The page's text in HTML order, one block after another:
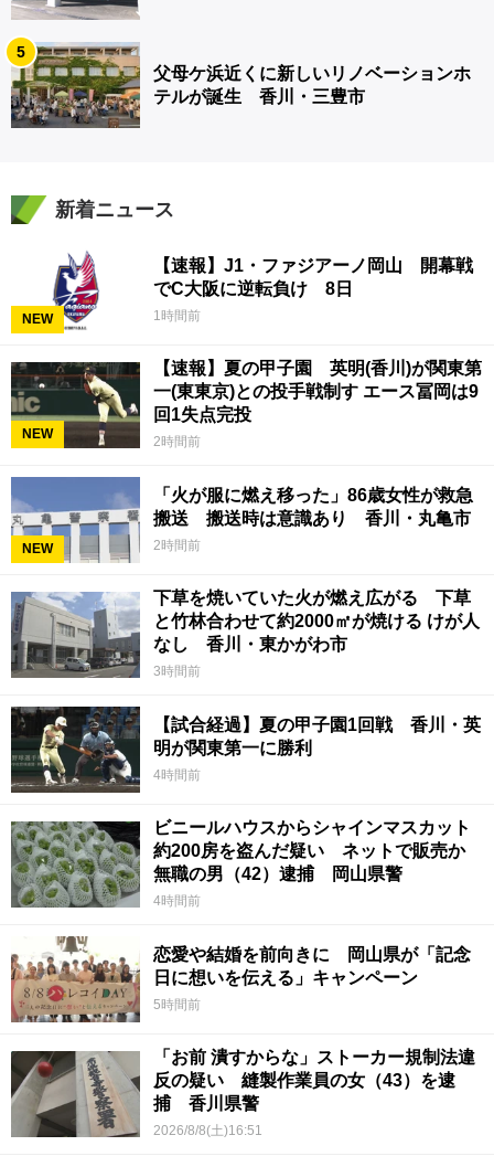
5
父母ケ浜近くに新しいリノベーションホ
テルが誕生 香川・三豊市
新着ニュース
NEW
【速報】J1・ファジアーノ岡山 開幕戦
でC大阪に逆転負け 8日
1時間前
NEW
【速報】夏の甲子園 英明(香川)が関東第
一(東東京)との投手戦制す エース冨岡は9
回1失点完投
2時間前
NEW
「火が服に燃え移った」86歳女性が救急
搬送 搬送時は意識あり 香川・丸亀市
2時間前
下草を焼いていた火が燃え広がる 下草
と竹林合わせて約2000㎡が焼ける けが人
なし 香川・東かがわ市
3時間前
【試合経過】夏の甲子園1回戦 香川・英
明が関東第一に勝利
4時間前
ビニールハウスからシャインマスカット
約200房を盗んだ疑い ネットで販売か
無職の男（42）逮捕 岡山県警
4時間前
恋愛や結婚を前向きに 岡山県が「記念
日に想いを伝える」キャンペーン
5時間前
「お前 潰すからな」ストーカー規制法違
反の疑い 縫製作業員の女（43）を逮
捕 香川県警
2026/8/8(土)16:51